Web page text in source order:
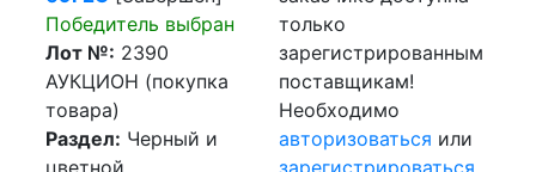
Победитель выбран
Лот №: 2390
АУКЦИОН (покупка
товара)
Раздел: Черный и
цветной
только
зарегистрированным
поставщикам!
Необходимо
авторизоваться или
зарегистрироваться